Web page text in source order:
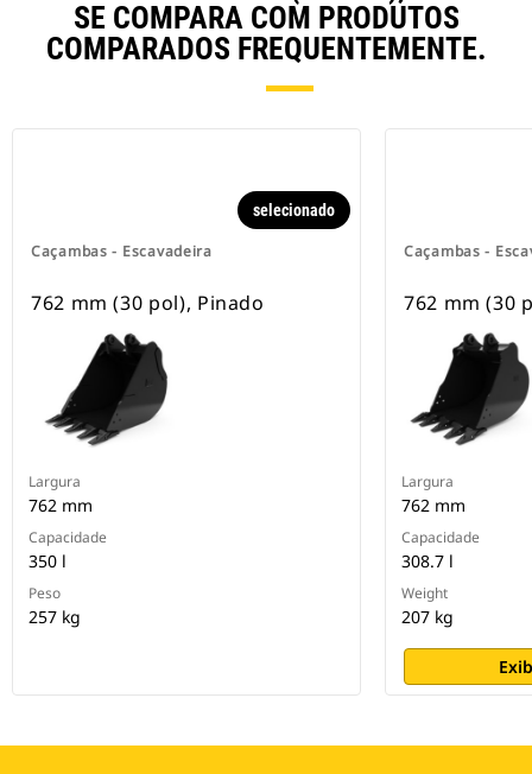
SE COMPARA COM PRODUTOS
COMPARADOS FREQUENTEMENTE.
Caçambas - Escavadeira
selecionado
762 mm (30 pol), Pinado
Largura
762 mm
Capacidade
350 l
Peso
257 kg
Caçambas -
762 mm (30
Largura
762 mm
Capacidade
308.7 l
Weight
207 kg